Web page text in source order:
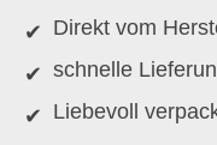
Direkt vom
schnelle
Liebevoll